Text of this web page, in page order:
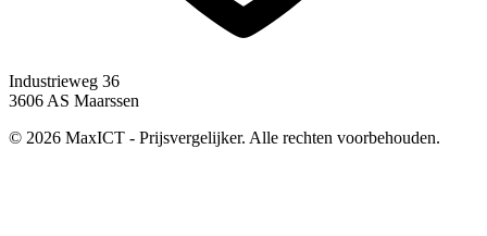
Industrieweg 36
3606 AS Maarssen
© 2026 MaxICT - Prijsvergelijker. Alle rechten voorbehouden.